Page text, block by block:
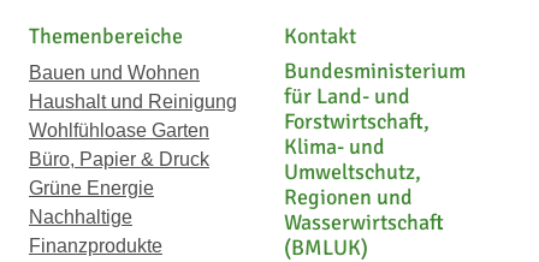
Themenbereiche
Bauen und Wohnen
Haushalt und Reinigung
Wohlfühloase Garten
Büro, Papier & Druck
Grüne Energie
Nachhaltige
Finanzprodukte
Kontakt
Bundesministerium
für Land- und
Forstwirtschaft,
Klima- und
Umweltschutz,
Regionen und
Wasserwirtschaft
(BMLUK)